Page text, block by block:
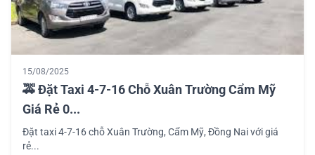
15/08/2025
🚕 Đặt Taxi 4-7-16 Chỗ Xuân Trường Cẩm Mỹ
Giá Rẻ 0...
Đặt taxi 4-7-16 chỗ Xuân Trường, Cẩm Mỹ, Đồng Nai với giá
rẻ...